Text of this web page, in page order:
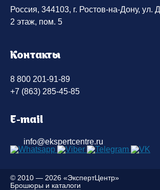
Россия, 344103, г. Ростов-на-Дону, ул.
2 этаж, пом. 5
Контакты
8 800 201-91-89
+7 (863) 285-45-85
E-mail
info@ekspertcentre.ru
© 2010 — 2026 «ЭкспертЦентр»
Брошюры и каталоги